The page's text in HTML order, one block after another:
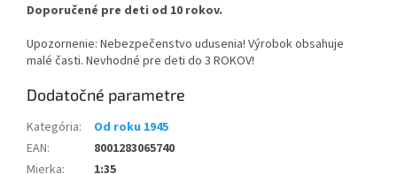
Doporučené pre deti od 10 rokov.
Upozornenie: Nebezpečenstvo udusenia! Výrobok obsahuje
malé časti. Nevhodné pre deti do 3 ROKOV!
Dodatočné parametre
Kategória:
Od roku 1945
EAN:
8001283065740
Mierka:
1:35